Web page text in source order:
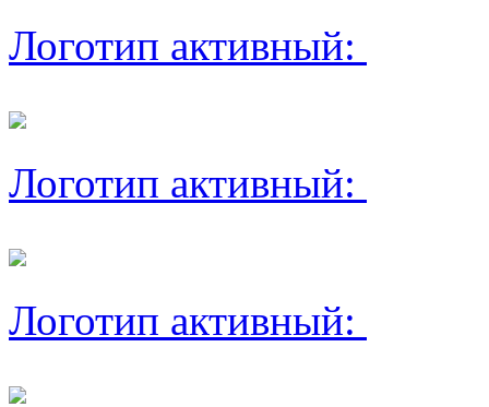
Логотип активный:
Логотип активный:
Логотип активный: